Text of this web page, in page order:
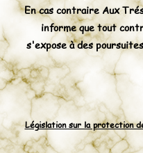
En cas contraire Aux
informe que tout
s'expose à des
Législation sur la protection